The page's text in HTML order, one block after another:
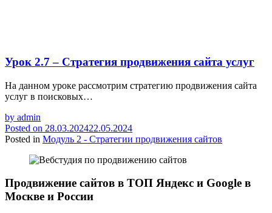
Урок 2.7 – Стратегия продвижения сайта услуг
На данном уроке рассмотрим стратегию продвижения сайта
услуг в поисковых…
by admin
Posted on 28.03.202422.05.2024
Posted in Модуль 2 - Стратегии продвижения сайтов
Продвижение сайтов в ТОП Яндекс и Google в
Москве и России